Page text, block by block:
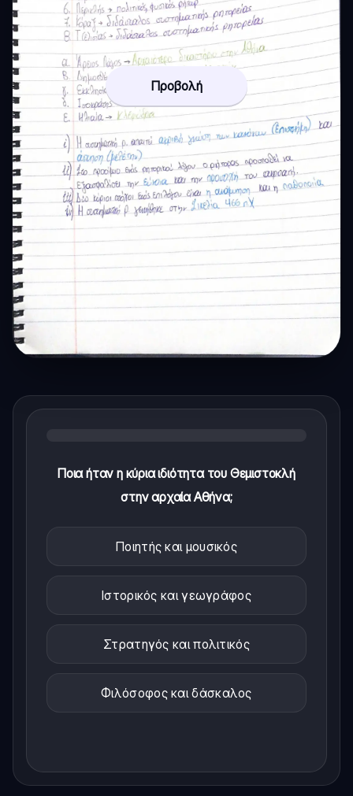
Προβολή
Ποια ήταν η κύρια ιδιότητα του Θεμιστοκλή
στην αρχαία Αθήνα;
Ποιητής και μουσικός
Ιστορικός και γεωγράφος
Στρατηγός και πολιτικός
Φιλόσοφος και δάσκαλος